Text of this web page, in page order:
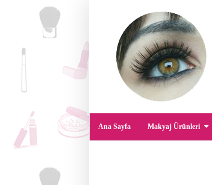
Ana Sayfa Makyaj Ürünleri